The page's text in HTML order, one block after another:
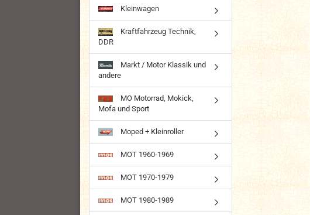
Kleinwagen
Kraftfahrzeug Technik,
DDR
Markt / Motor Klassik und
andere
MO Motorrad, Mokick,
Mofa und Sport
Moped + Kleinroller
MOT 1960-1969
MOT 1970-1979
MOT 1980-1989